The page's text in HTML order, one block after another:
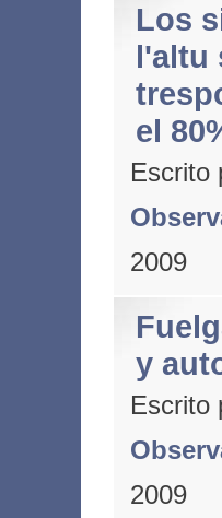
Los
l'altu
el
Escrito
2009
y
Escrito
2009